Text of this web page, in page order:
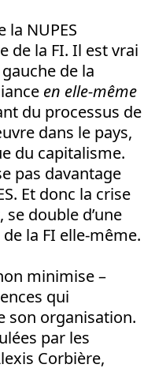
la NUPES
de la FI. Il est vrai
de la
en elle-même
du processus de
dans le pays,
du capitalisme.
pas davantage
Et donc la crise
double d’une
la FI elle-même.
minimise –
qui
son organisation.
par les
Corbière,